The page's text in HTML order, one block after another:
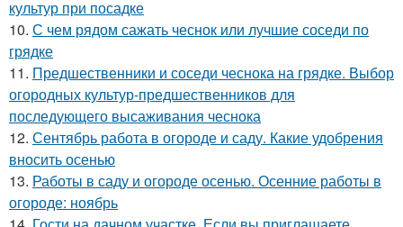
культур при посадке
10. С чем рядом сажать чеснок или лучшие соседи по
грядке
11. Предшественники и соседи чеснока на грядке. Выбор
огородных культур-предшественников для
последующего высаживания чеснока
12. Сентябрь работа в огороде и саду. Какие удобрения
вносить осенью
13. Работы в саду и огороде осенью. Осенние работы в
огороде: ноябрь